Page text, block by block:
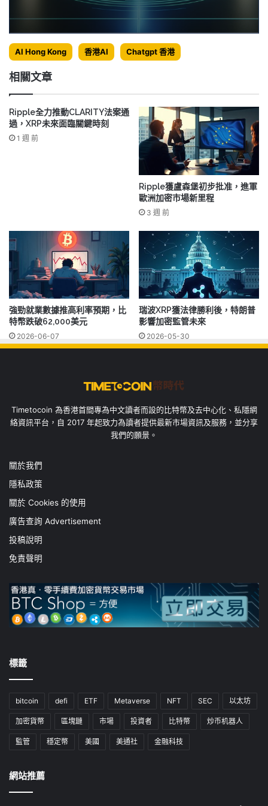
AI Hong Kong 香港AI Chatgpt 香港
相關文章
Ripple全力推動CLARITY法案通
過，XRP未來面臨關鍵時刻
1 週 前
Ripple獲盧森堡初步批准，進軍
歐洲加密市場新里程
3 週 前
強勁就業數據推高利率預期，比
特幣跌破62,000美元
2026-06-07
瑞波XRP獲法律勝利後，特朗普
影響加密監管未來
2026-05-30
Timetocoin 為香港首間專為中文讀者而設的比特幣及去中心化、私隱網
絡資訊平台，自 2017 年起致力為讀者提供最新市場資訊及服務，並分享
我們的願景。
關於我們
隱私政策
關於 Cookies 的使用
廣告查詢 Advertisement
投稿說明
免責聲明
標籤
bitcoin defi ETF Metaverse NFT SEC 以太坊
加密貨幣 區塊鏈 市場 投資者 比特幣 炒币机器人
監管 穩定幣 美國 美通社 金融科技
網站推薦